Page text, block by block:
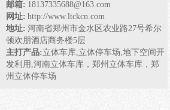
邮箱: 18137335688@163.com
网址: http://www.ltckcn.com
地址: 河南省郑州市金水区农业路27号希尔
顿欢朋酒店商务楼5层
主打产品:立体车库,立体停车场,地下空间开
发利用,河南立体车库，郑州立体车库，郑
州立体停车场